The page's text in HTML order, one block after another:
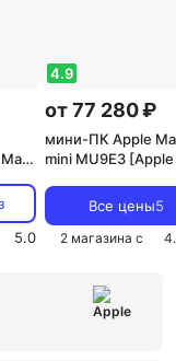
ГБ,
5.0
4.9
от 77 280 ₽
мини-ПК Apple
mini MU9E3
Все цены5
2 магазина с